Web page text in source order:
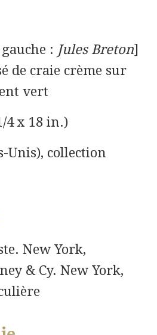
: Jules Breton]
de craie crème sur
vert
4 x 18 in.)
Unis), collection
New York,
& Cy. New York,